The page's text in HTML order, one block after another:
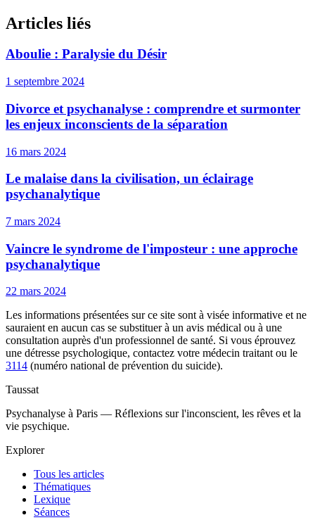
Articles liés
Aboulie : Paralysie du Désir
1 septembre 2024
Divorce et psychanalyse : comprendre et surmonter
les enjeux inconscients de la séparation
16 mars 2024
Le malaise dans la civilisation, un éclairage
psychanalytique
7 mars 2024
Vaincre le syndrome de l'imposteur : une approche
psychanalytique
22 mars 2024
Les informations présentées sur ce site sont à visée informative et ne
sauraient en aucun cas se substituer à un avis médical ou à une
consultation auprès d'un professionnel de santé. Si vous éprouvez
une détresse psychologique, contactez votre médecin traitant ou le
3114 (numéro national de prévention du suicide).
Taussat
Psychanalyse à Paris — Réflexions sur l'inconscient, les rêves et la
vie psychique.
Explorer
Tous les articles
Thématiques
Lexique
Séances